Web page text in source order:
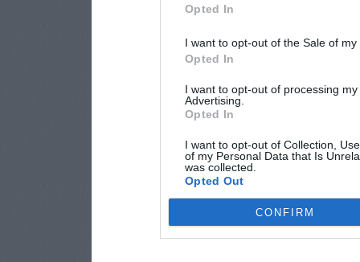
Opted In
I want to opt-out of the Sale of
Opted In
I want to opt-out of processing
Advertising.
Opted In
I want to opt-out of Collection,
of my Personal Data that Is
was collected.
Opted Out
CONFIRM